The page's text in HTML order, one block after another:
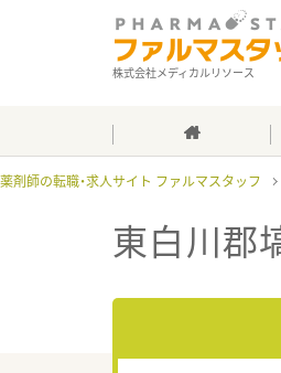
株式会社メディカルリソース
薬剤師の転職・求人サイト ファルマスタッフ
東白川郡